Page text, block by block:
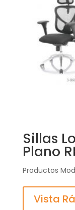
Sillas
Plano
Productos
Vista